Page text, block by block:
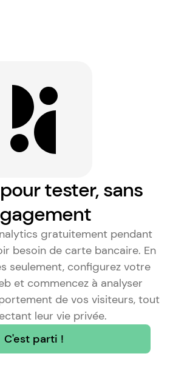
tester, sans
gratuitement pendant
besoin de carte bancaire. En
seulement, configurez votre
et commencez à analyser
de vos visiteurs, tout
leur vie privée.
C'est parti !